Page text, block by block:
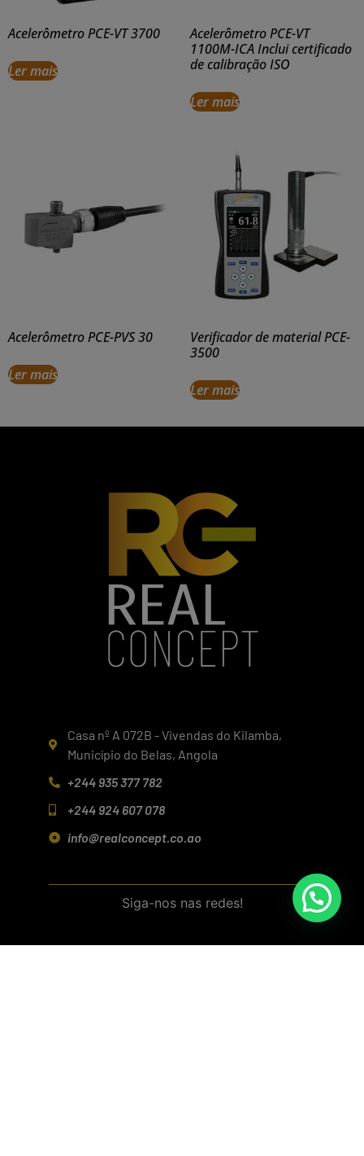
Acelerômetro PCE-VT 3700
Ler mais
Acelerômetro PCE-VT
1100M-ICA Inclui certificado
de calibração ISO
Ler mais
Acelerômetro PCE-PVS 30
Ler mais
Verificador de material PCE-
3500
Ler mais
Casa nº A 072B - Vivendas do Kilamba,
Município do Belas, Angola
+244 935 377 782
+244 924 607 078
info@realconcept.co.ao
Siga-nos nas redes!